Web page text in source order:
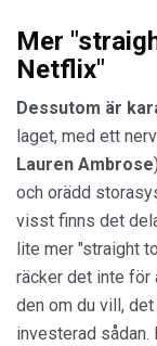
Mer
Netflix"
Dessutom är
laget, med ett
Lauren Ambrose
och orädd
visst finns det
lite mer "straight
räcker det inte för
den om du vill,
investerad